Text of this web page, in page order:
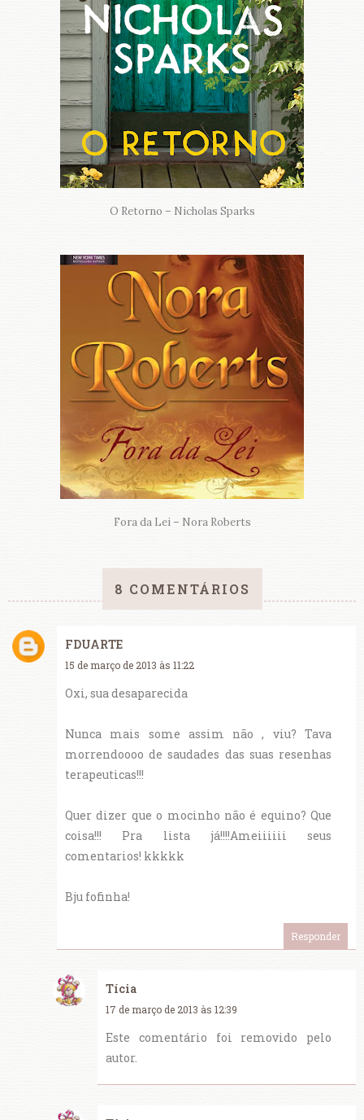
O Retorno – Nicholas Sparks
Fora da Lei – Nora Roberts
8 COMENTÁRIOS
FDUARTE
15 de março de 2013 às 11:22
Oxi, sua desaparecida
Nunca mais some assim não , viu? Tava
morrendoooo de saudades das suas resenhas
terapeuticas!!!
Quer dizer que o mocinho não é equino? Que
coisa!!! Pra lista já!!!!Ameiiiiii seus
comentarios! kkkkk
Bju fofinha!
Responder
Tícia
17 de março de 2013 às 12:39
Este comentário foi removido pelo
autor.